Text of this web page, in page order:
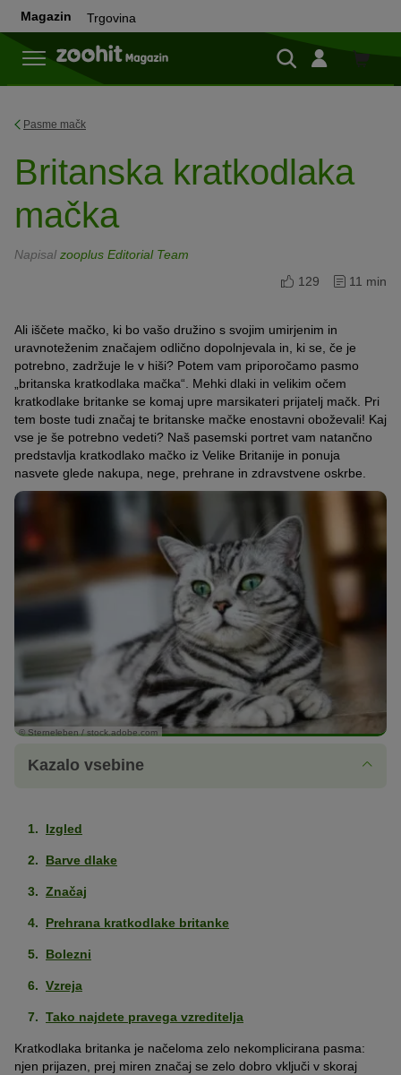
Magazin Trgovina
Pasme mačk
Britanska kratkodlaka
mačka
Napisal zooplus Editorial Team
129
11 min
Ali iščete mačko, ki bo vašo družino s svojim umirjenim in
uravnoteženim značajem odlično dopolnjevala in, ki se, če je
potrebno, zadržuje le v hiši? Potem vam priporočamo pasmo
„britanska kratkodlaka mačka“. Mehki dlaki in velikim očem
kratkodlake britanke se komaj upre marsikateri prijatelj mačk. Pri
tem boste tudi značaj te britanske mačke enostavni oboževali! Kaj
vse je še potrebno vedeti? Naš pasemski portret vam natančno
predstavlja kratkodlako mačko iz Velike Britanije in ponuja
nasvete glede nakupa, nege, prehrane in zdravstvene oskrbe.
© Sterneleben / stock.adobe.com
Kazalo vsebine
Izgled
Barve dlake
Značaj
Prehrana kratkodlake britanke
Bolezni
Vzreja
Tako najdete pravega vzreditelja
Kratkodlaka britanka je načeloma zelo nekomplicirana pasma:
njen prijazen, prej miren značaj se zelo dobro vključi v skoraj